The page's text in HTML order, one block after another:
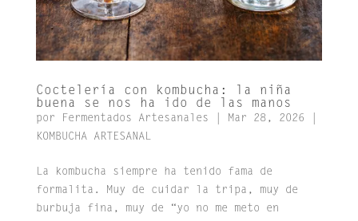
Coctelería con kombucha: la niña
buena se nos ha ido de las manos
por Fermentados Artesanales Mar 28, 2026
KOMBUCHA ARTESANAL
La kombucha siempre ha tenido fama de
formalita. Muy de cuidar la tripa, muy de
burbuja fina, muy de “yo no me meto en